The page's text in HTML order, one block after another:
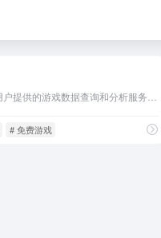
# 免费游戏